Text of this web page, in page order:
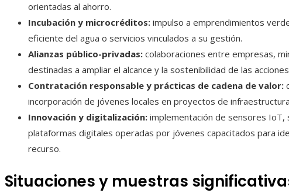
orientadas al ahorro.
Incubación y microcréditos: impulso a emprendimientos
eficiente del agua o servicios vinculados a su gestión.
Alianzas público-privadas: colaboraciones entre empresas,
destinadas a ampliar el alcance y la sostenibilidad de las
Contratación responsable y prácticas de cadena de valor:
incorporación de jóvenes locales en proyectos de
Innovación y digitalización: implementación de sensores
plataformas digitales operadas por jóvenes capacitados para
recurso.
Situaciones y muestras